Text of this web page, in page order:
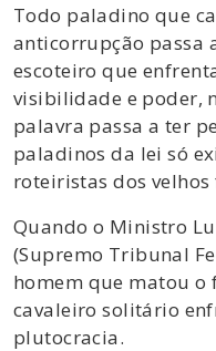
Todo paladino que
anticorrupção passa
escoteiro que
visibilidade e poder,
palavra passa a ter
paladinos da lei só
roteiristas dos velhos
Quando o Ministro
(Supremo Tribunal
homem que matou o
cavaleiro solitário
plutocracia.